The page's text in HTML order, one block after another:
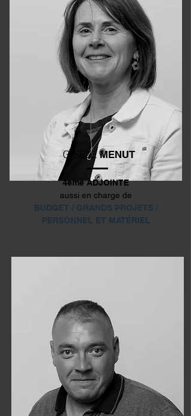
GISÈLEMENUT
4ème ADJOINTE
aussi en charge de
BUDGET / GRANDS PROJETS /
PERSONNEL ET MATÉRIEL